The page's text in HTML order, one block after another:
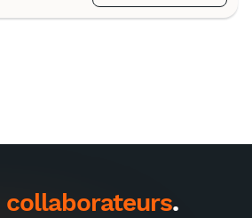
collaborateurs.